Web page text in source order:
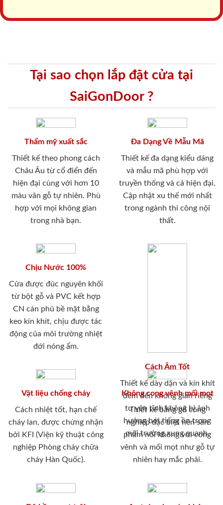
Tại sao chọn lắp đặt cửa tại
SaiGonDoor ?
Thẩm mỹ xuất sắc
Thiết kế theo phong cách
Châu Âu từ cổ điển đến
hiện đại cùng với hơn 10
màu vân gỗ tự nhiên. Phù
hợp với mọi không gian
trong nhà bạn.
Đa Dạng Về Mẫu Mã
Thiết kế đa dạng kiểu dáng
và mẫu mã phù hợp với
truyền thống và cả hiện đại.
Cập nhật xu thế mới nhất
trong ngành thi công nội
thất.
Chịu Nước 100%
Cửa được đúc nguyên khối
từ bột gỗ và PVC kết hợp
CN cán phủ bề mặt bằng
keo kín khít, chịu được tác
động của môi trường nhiệt
đới nóng ẩm.
Cách Âm Tốt
Thiết kế dày dặn và kín khít
đem đến không gian riêng
tư yên tĩnh không bị ảnh
hưởng bới tiếng ồn trong
môi trường xung quanh.
Vật liệu chống cháy
Cách nhiệt tốt, hạn chế
cháy lan, được chứng nhận
bởi KFI (Viện kỹ thuật công
nghiệp Phòng cháy chữa
cháy Hàn Quốc).
Không cong vênh mối mọt
Thiết kế bằng gỗ công
nghiệp đặc biệt nên sản
phẩm nói không với cong
vênh và mối mọt như gỗ tự
nhiên hay mắc phải.